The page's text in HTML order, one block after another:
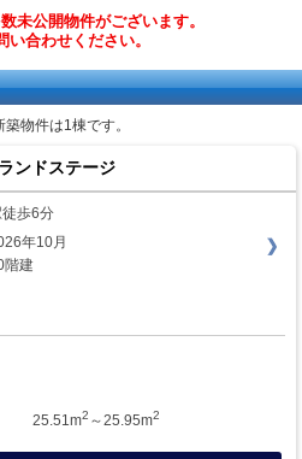
未公開物件がございます。
い合わせください。
築物件は1棟です。
ンドステージ
歩6分
年10月
階建
25.51m2 ～25.95m2